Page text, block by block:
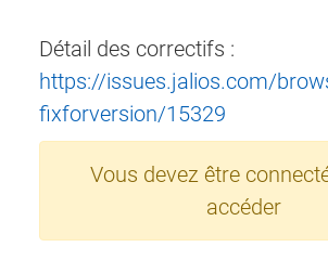
Détail des correctifs :
https://issues.jalios.com/
fixforversion/15329
Vous devez être
accéder